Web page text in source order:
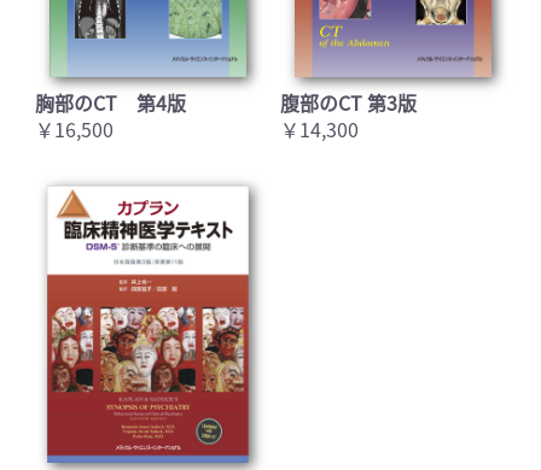
胸部のCT 第4版
￥16,500
腹部のCT 第3版
￥14,300